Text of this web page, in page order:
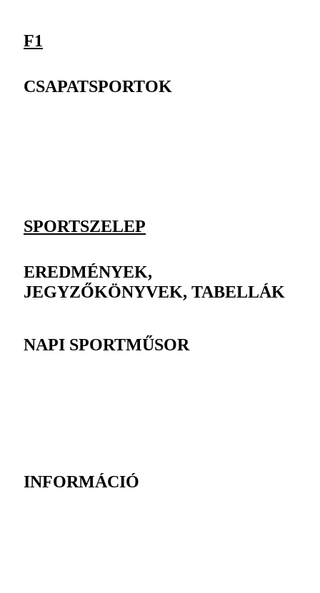
F1
CSAPATSPORTOK
SPORTSZELEP
EREDMÉNYEK,
JEGYZŐKÖNYVEK, TABELLÁK
NAPI SPORTMŰSOR
INFORMÁCIÓ